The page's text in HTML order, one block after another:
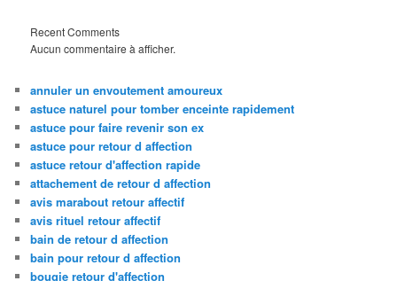
Recent Comments
Aucun commentaire à afficher.
annuler un envoutement amoureux
astuce naturel pour tomber enceinte rapidement
astuce pour faire revenir son ex
astuce pour retour d affection
astuce retour d'affection rapide
attachement de retour d affection
avis marabout retour affectif
avis rituel retour affectif
bain de retour d affection
bain pour retour d affection
bougie retour d'affection